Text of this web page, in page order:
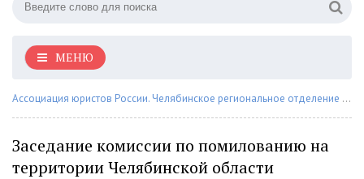
МЕНЮ
Ассоциация юристов России. Челябинское региональное отделение
Заседание комиссии по помилованию на
территории Челябинской области